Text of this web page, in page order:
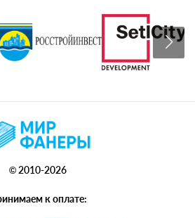
© 2010-2026
к оплате: